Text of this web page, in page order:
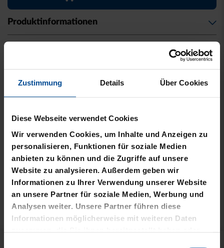
Zustimmung Details Über Cookies
Diese Webseite verwendet Cookies
Wir verwenden Cookies, um Inhalte und Anzeigen zu
personalisieren, Funktionen für soziale Medien
anbieten zu können und die Zugriffe auf unsere
Website zu analysieren. Außerdem geben wir
Informationen zu Ihrer Verwendung unserer Website
an unsere Partner für soziale Medien, Werbung und
Analysen weiter. Unsere Partner führen diese
Informationen möglicherweise mit weiteren Daten
gallery
Produktinformationen
Herstellerangaben
Abonnenten
VERWANDTE
PRODUKTE